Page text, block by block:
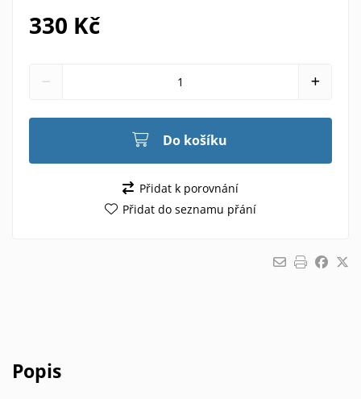
330 Kč
Do košíku
Přidat k porovnání
Přidat do seznamu přání
Popis